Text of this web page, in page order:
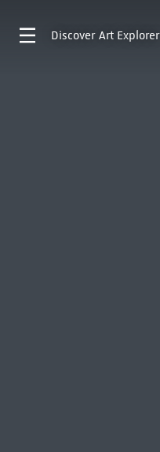
Discover Art Explorer